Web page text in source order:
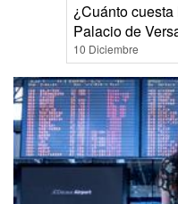
¿Cuánto
Palacio de
10 Diciembre